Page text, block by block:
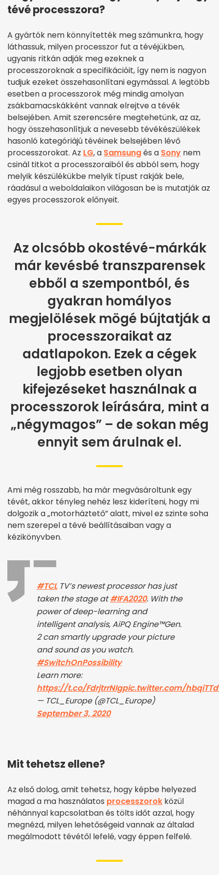
tévé processzora?
A gyártók nem könnyítették meg számunkra, hogy
láthassuk, milyen processzor fut a tévéjükben,
ugyanis ritkán adják meg ezeknek a
processzoroknak a specifikációit, így nem is nagyon
tudjuk ezeket összehasonlítani egymással. A legtöbb
esetben a processzorok még mindig amolyan
zsákbamacskákként vannak elrejtve a tévék
belsejében. Amit szerencsére megtehetünk, az az,
hogy összehasonlítjuk a nevesebb tévékészülékek
hasonló kategóriájú tévéinek belsejében lévő
processzorokat. Az LG, a Samsungés a Sony nem
csinál titkot a processzoraiból és abból sem, hogy
melyik készülékükbe melyik típust rakják bele,
ráadásul a weboldalaikon világosan be is mutatják az
egyes processzorok előnyeit.
Az olcsóbb okostévé-márkák
már kevésbé transzparensek
ebből a szempontból, és
gyakran homályos
megjelölések mögé bújtatják a
processzoraikat az
adatlapokon. Ezek a cégek
legjobb esetben olyan
kifejezéseket használnak a
processzorok leírására, mint a
„négymagos” – de sokan még
ennyit sem árulnak el.
Ami még rosszabb, ha már megvásároltunk egy
tévét, akkor tényleg nehéz lesz kideríteni, hogy mi
dolgozik a „motorháztető” alatt, mivel ez szinte soha
nem szerepel a tévé beállításaiban vagy a
kézikönyvben.
#TCLTV’s newest processor has just
taken the stage at#IFA2020. With the
power of deep-learning and
intelligent analysis, AiPQ Engine™Gen.
2 can smartly upgrade your picture
and sound as you watch.
#SwitchOnPossibility
Learn more:
https://t.co/FdrjtrrNIgpic.twitter.com/
— TCL_Europe (@TCL_Europe)
September 3, 2020
Mit tehetsz ellene?
Az első dolog, amit tehetsz, hogy képbe helyezed
magad a ma használatos processzorok közül
néhánnyal kapcsolatban és tölts időt azzal, hogy
megnézd, milyen lehetőségeid vannak az általad
megálmodott tévétől lefelé, vagy éppen felfelé.